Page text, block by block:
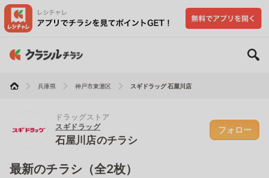
兵庫県 神戸市東灘区 スギドラッグ 石屋川店
ドラッグストア
スギドラッグ
石屋川店のチラシ
フォロー
最新のチラシ（全2枚）